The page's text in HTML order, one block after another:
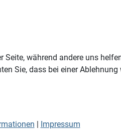
während andere uns
Sie, dass bei einer
| Impressum